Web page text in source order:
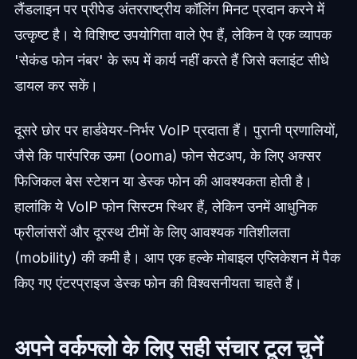
लैंडलाइन पर प्रीपेड अंतरराष्ट्रीय कॉलिंग मिनट प्रदान करने में
उत्कृष्ट है। ये विशिष्ट उपयोगिता वाले ऐप हैं, लेकिन वे एक व्यापक
'सेकंड फोन नंबर' के रूप में कार्य नहीं करते हैं जिसे क्लाइंट सीधे
डायल कर सकें।
दूसरे छोर पर हार्डवेयर-निर्भर VoIP प्रदाता हैं। पुरानी प्रणालियों,
जैसे कि पारंपरिक ऊमा (ooma) फोन सेटअप, के लिए अक्सर
फिजिकल बेस स्टेशन या डेस्क फोन की आवश्यकता होती है।
हालांकि ये VoIP फोन सिस्टम स्थिर हैं, लेकिन उनमें आधुनिक
फ्रीलांसरों और दूरस्थ टीमों के लिए आवश्यक गतिशीलता
(mobility) की कमी है। आप एक हल्के मोबाइल एप्लिकेशन में पैक
किए गए एंटरप्राइज डेस्क फोन की विश्वसनीयता चाहते हैं।
अपने वर्कफ्लो के लिए सही संचार टूल चुनें